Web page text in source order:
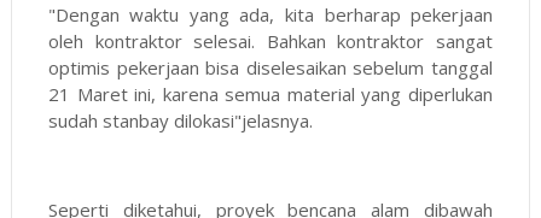
"Dengan waktu yang ada, kita berharap pekerjaan
oleh kontraktor selesai. Bahkan kontraktor sangat
optimis pekerjaan bisa diselesaikan sebelum tanggal
21 Maret ini, karena semua material yang diperlukan
sudah stanbay dilokasi"jelasnya.
Seperti diketahui, proyek bencana alam dibawah